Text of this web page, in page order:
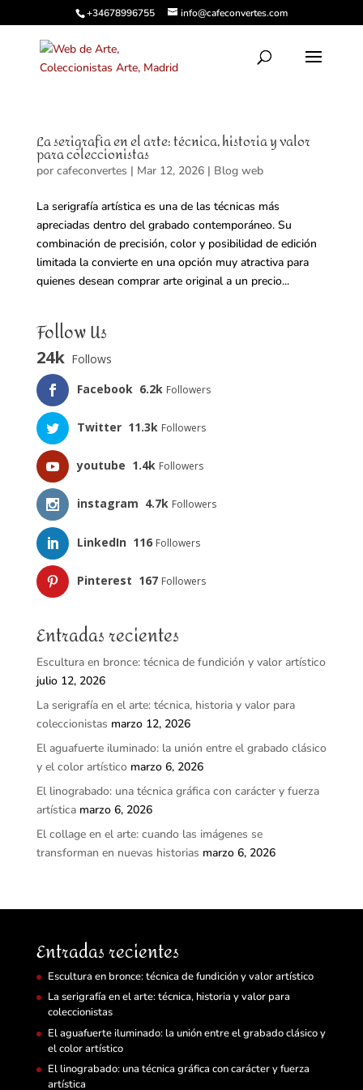
+34678996755 info@cafeconvertes.com
La serigrafía en el arte: técnica, historia y valor
para coleccionistas
por cafeconvertes | Mar 12, 2026| Blog web
La serigrafía artística es una de las técnicas más
apreciadas dentro del grabado contemporáneo. Su
combinación de precisión, color y posibilidad de edición
limitada la convierte en una opción muy atractiva para
quienes desean comprar arte original a un precio...
Follow Us
24k Follows
Facebook 6.2k Followers
Twitter 11.3k Followers
youtube 1.4k Followers
instagram 4.7k Followers
LinkedIn 116 Followers
Pinterest 167 Followers
Entradas recientes
Escultura en bronce: técnica de fundición y valor artístico
julio 12, 2026
La serigrafía en el arte: técnica, historia y valor para
coleccionistas marzo 12, 2026
El aguafuerte iluminado: la unión entre el grabado clásico
y el color artístico marzo 6, 2026
El linograbado: una técnica gráfica con carácter y fuerza
artística marzo 6, 2026
El collage en el arte: cuando las imágenes se
transforman en nuevas historias marzo 6, 2026
Entradas recientes
Escultura en bronce: técnica de fundición y valor artístico
La serigrafía en el arte: técnica, historia y valor para
coleccionistas
El aguafuerte iluminado: la unión entre el grabado clásico y
el color artístico
El linograbado: una técnica gráfica con carácter y fuerza
artística